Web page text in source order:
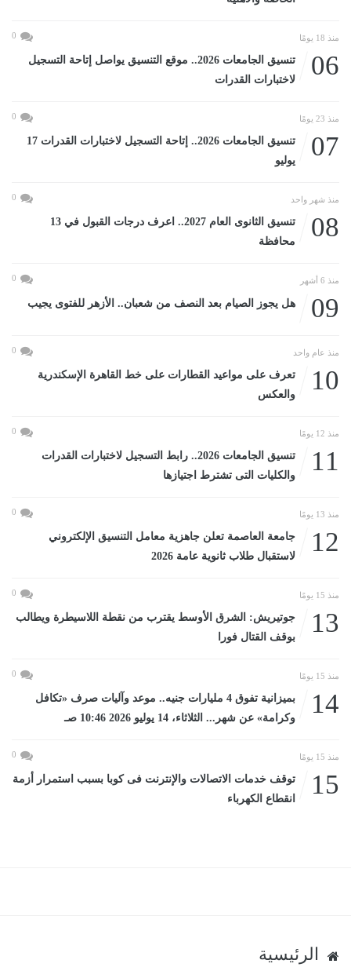
منذ 18 يومًا 0
06
تنسيق الجامعات 2026.. موقع التنسيق يواصل إتاحة التسجيل
لاختبارات القدرات
منذ 23 يومًا 0
07
تنسيق الجامعات 2026.. إتاحة التسجيل لاختبارات القدرات 17
يوليو
منذ شهر واحد 0
08
تنسيق الثانوى العام 2027.. اعرف درجات القبول في 13
محافظة
منذ 6 أشهر 0
09 هل يجوز الصيام بعد النصف من شعبان.. الأزهر للفتوى يجيب
منذ عام واحد 0
10
تعرف على مواعيد القطارات على خط القاهرة الإسكندرية
والعكس
منذ 12 يومًا 0
11
تنسيق الجامعات 2026.. رابط التسجيل لاختبارات القدرات
والكليات التى تشترط اجتيازها
منذ 13 يومًا 0
12
جامعة العاصمة تعلن جاهزية معامل التنسيق الإلكتروني
لاستقبال طلاب ثانوية عامة 2026
منذ 15 يومًا 0
13
جوتيريش: الشرق الأوسط يقترب من نقطة اللاسيطرة ويطالب
بوقف القتال فورا
منذ 15 يومًا 0
14
بميزانية تفوق 4 مليارات جنيه.. موعد وآليات صرف «تكافل
وكرامة» عن شهر... الثلاثاء، 14 يوليو 2026 10:46 صـ
منذ 15 يومًا 0
15
توقف خدمات الاتصالات والإنترنت فى كوبا بسبب استمرار أزمة
انقطاع الكهرباء
الرئيسية